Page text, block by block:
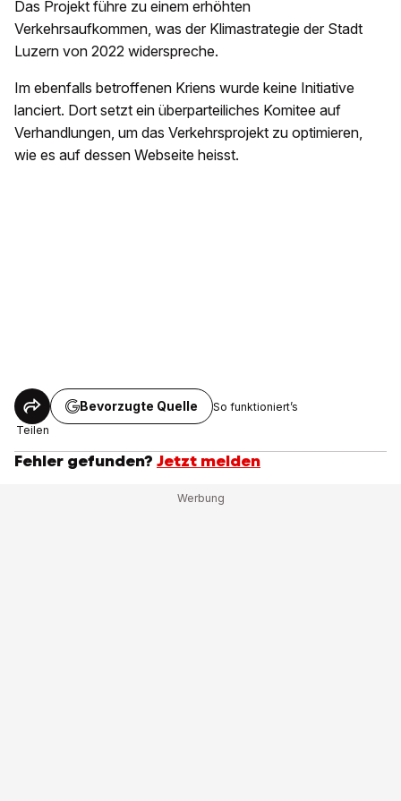
Das Projekt führe zu einem erhöhten
Verkehrsaufkommen, was der Klimastrategie der Stadt
Luzern von 2022 widerspreche.
Im ebenfalls betroffenen Kriens wurde keine Initiative
lanciert. Dort setzt ein überparteiliches Komitee auf
Verhandlungen, um das Verkehrsprojekt zu optimieren,
wie es auf dessen Webseite heisst.
Teilen
Bevorzugte Quelle So funktioniert’s
Fehler gefunden? Jetzt melden